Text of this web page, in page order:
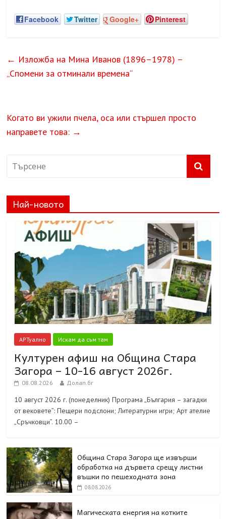
Facebook Twitter Google+ Pinterest
← Изложба на Мина Иванов (1896–1978) –
„Спомени за отминали времена“
Когато ви ужили пчела, оса или стършел просто
направете това: →
Най-новото
АРТуално Искам да съм там
Културен афиш на Община Стара
Загора – 10-16 август 2026г.
08.08.2026 Долап.бг
10 август 2026 г. (понеделник) Програма „България – загадки
от вековете”: Пещери подслони; Литературни игри; Арт ателие
„Сръчковци”. 10.00 –
Община Стара Загора ще извърши
обработка на дървета срещу листни
въшки по пешеходната зона
08.08.2026
Магическата енергия на котките